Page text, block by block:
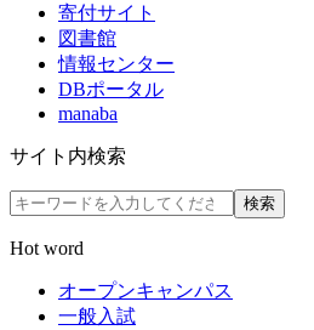
寄付サイト
図書館
情報センター
DBポータル
manaba
サイト内検索
検索
Hot word
オープンキャンパス
一般入試